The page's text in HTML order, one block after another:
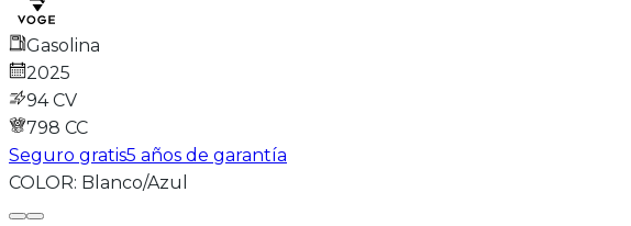
Gasolina
2025
94 CV
798 CC
Seguro gratis5 años de garantía
COLOR: Blanco/Azul